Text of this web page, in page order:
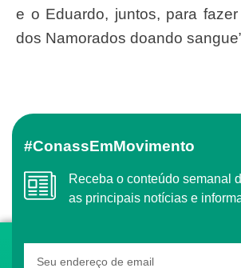
e o Eduardo, juntos, para
dos Namorados doando
#ConassEmMovimento
Receba o conteúdo semanal do Conass com
as principais notícias e